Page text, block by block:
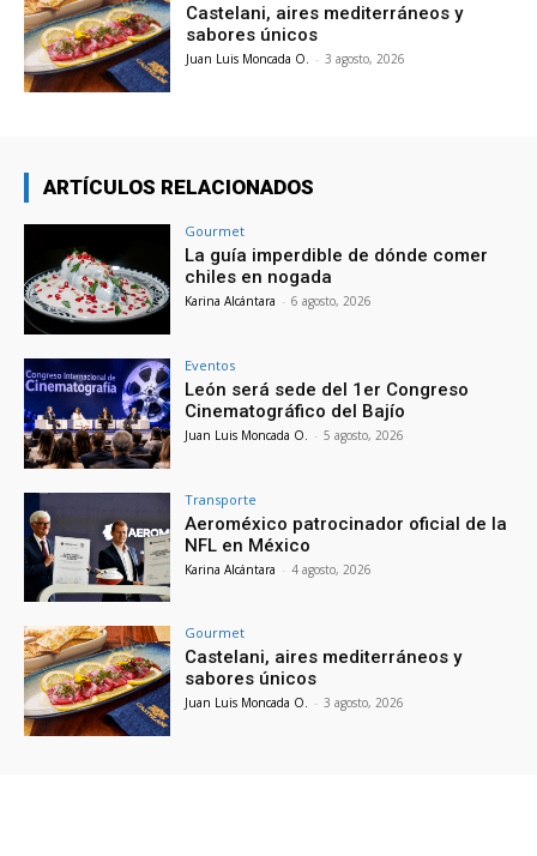
Castelani, aires mediterráneos y
sabores únicos
Juan Luis Moncada O. - 3 agosto, 2026
ARTÍCULOS RELACIONADOS
Gourmet
La guía imperdible de dónde comer
chiles en nogada
Karina Alcántara - 6 agosto, 2026
Eventos
León será sede del 1er Congreso
Cinematográfico del Bajío
Juan Luis Moncada O. - 5 agosto, 2026
Transporte
Aeroméxico patrocinador oficial de la
NFL en México
Karina Alcántara - 4 agosto, 2026
Gourmet
Castelani, aires mediterráneos y
sabores únicos
Juan Luis Moncada O. - 3 agosto, 2026